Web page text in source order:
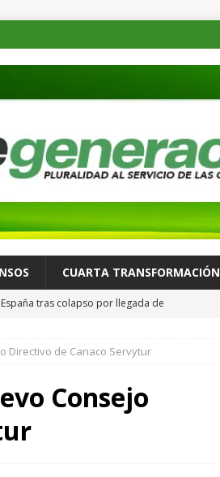
CUARTA TRANSFORMACIÓN
tras colapso por llegada de
y Los Molinos para atender necesidades
turísticos más felices del mundo
Directivo de Canaco Servytur
Consejo